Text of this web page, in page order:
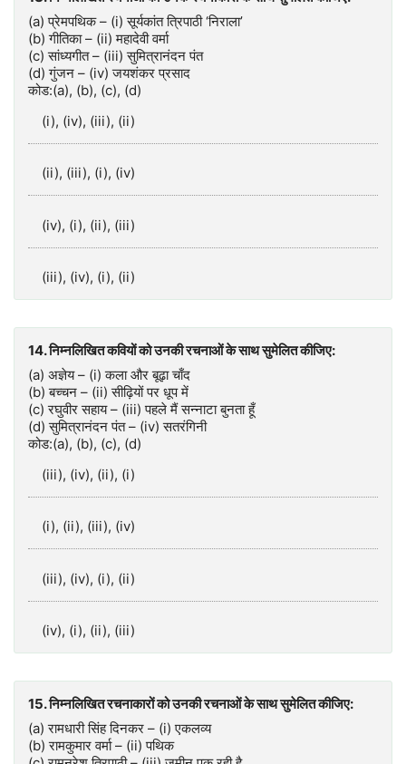
(a) प्रेमपथिक – (i) सूर्यकांत त्रिपाठी ‘निराला’
(b) गीतिका – (ii) महादेवी वर्मा
(c) सांध्यगीत – (iii) सुमित्रानंदन पंत
(d) गुंजन – (iv) जयशंकर प्रसाद
कोड:(a), (b), (c), (d)
(i), (iv), (iii), (ii)
(ii), (iii), (i), (iv)
(iv), (i), (ii), (iii)
(iii), (iv), (i), (ii)
14. निम्नलिखित कवियों को उनकी रचनाओं के साथ सुमेलित कीजिए:
(a) अज्ञेय – (i) कला और बूढ़ा चाँद
(b) बच्चन – (ii) सीढ़ियों पर धूप में
(c) रघुवीर सहाय – (iii) पहले मैं सन्नाटा बुनता हूँ
(d) सुमित्रानंदन पंत – (iv) सतरंगिनी
कोड:(a), (b), (c), (d)
(iii), (iv), (ii), (i)
(i), (ii), (iii), (iv)
(iii), (iv), (i), (ii)
(iv), (i), (ii), (iii)
15. निम्नलिखित रचनाकारों को उनकी रचनाओं के साथ सुमेलित कीजिए:
(a) रामधारी सिंह दिनकर – (i) एकलव्य
(b) रामकुमार वर्मा – (ii) पथिक